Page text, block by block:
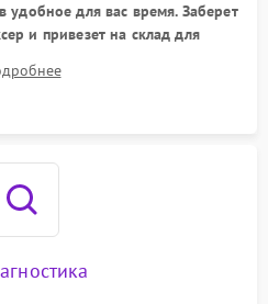
для вас время. Заберет
и привезет на склад для